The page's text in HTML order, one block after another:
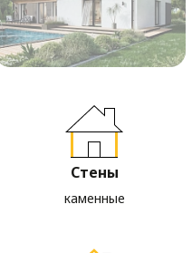
Стены
каменные